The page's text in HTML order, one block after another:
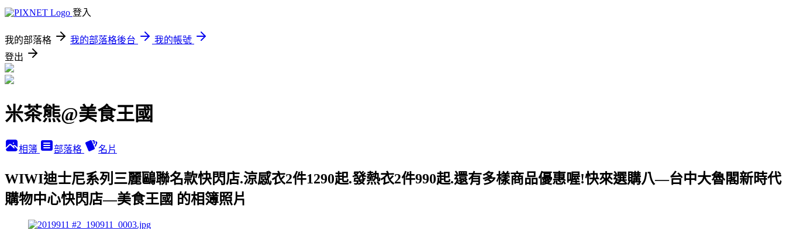
登入
我的部落格 我的部落格後台
我的帳號
登出
米茶熊@美食王國
相簿 部落格 名片
WIWI迪士尼系列三麗鷗聯名款快閃店.涼感衣2件1290起.發熱衣2件990起.還有多樣商品優惠喔!快來選購八—台中大魯閣新時代
購物中心快閃店—美食王國 的相簿照片